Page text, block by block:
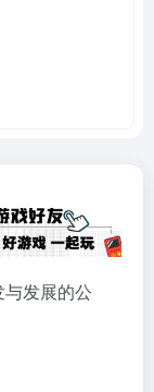
发展的公